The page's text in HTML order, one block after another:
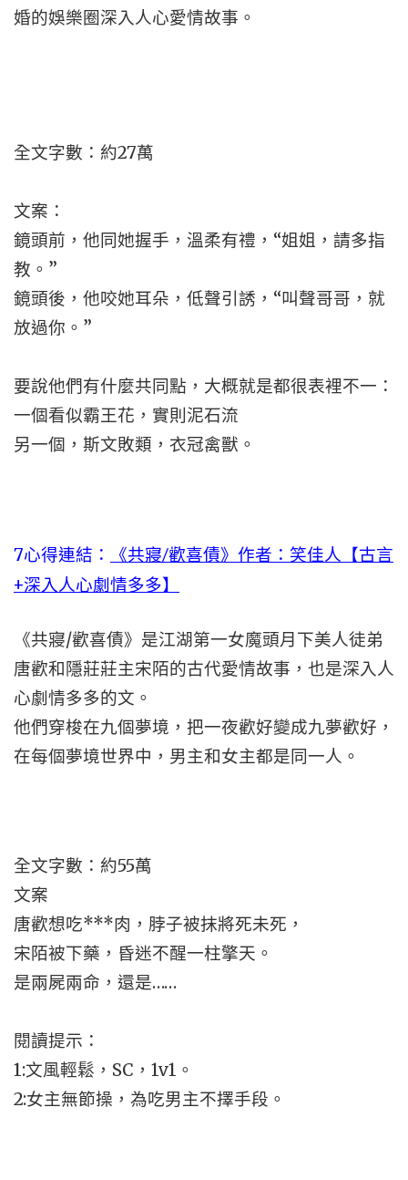
婚的娛樂圈深入人心愛情故事。
全文字數：約27萬
文案：
鏡頭前，他同她握手，溫柔有禮，“姐姐，請多指
教。”
鏡頭後，他咬她耳朵，低聲引誘，“叫聲哥哥，就
放過你。”
要說他們有什麼共同點，大概就是都很表裡不一：
一個看似霸王花，實則泥石流
另一個，斯文敗類，衣冠禽獸。
7心得連結：
《共寢/歡喜債》作者：笑佳人【古言
+深入人心劇情多多】
《共寢/歡喜債》是江湖第一女魔頭月下美人徒弟
唐歡和隱莊莊主宋陌的古代愛情故事，也是深入人
心劇情多多的文。
他們穿梭在九個夢境，把一夜歡好變成九夢歡好，
在每個夢境世界中，男主和女主都是同一人。
全文字數：約55萬
文案
唐歡想吃***肉，脖子被抹將死未死，
宋陌被下藥，昏迷不醒一柱擎天。
是兩屍兩命，還是……
閱讀提示：
1:文風輕鬆，SC，1v1。
2:女主無節操，為吃男主不擇手段。